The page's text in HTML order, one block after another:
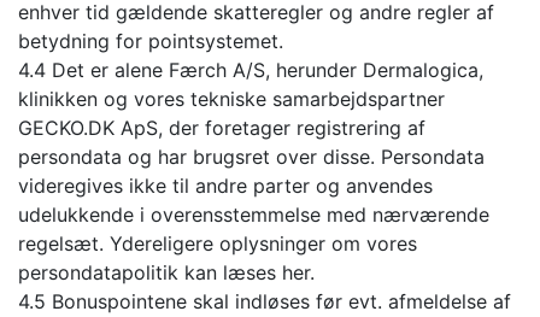
enhver tid gældende skatteregler og andre regler af
betydning for pointsystemet.
4.4 Det er alene Færch A/S, herunder Dermalogica,
klinikken og vores tekniske samarbejdspartner
GECKO.DK ApS, der foretager registrering af
persondata og har brugsret over disse. Persondata
videregives ikke til andre parter og anvendes
udelukkende i overensstemmelse med nærværende
regelsæt. Ydereligere oplysninger om vores
persondatapolitik kan læses her.
4.5 Bonuspointene skal indløses før evt. afmeldelse af